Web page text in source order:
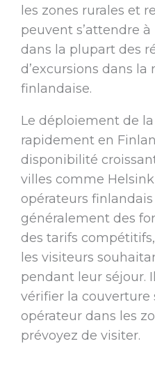
les zones rurales et
peuvent s’attendre
dans la plupart des
d’excursions dans la
finlandaise.
Le déploiement de la
rapidement en
disponibilité
villes comme
opérateurs
généralement des
des tarifs
les visiteurs
pendant leur séjour.
vérifier la
opérateur dans les
prévoyez de visiter.